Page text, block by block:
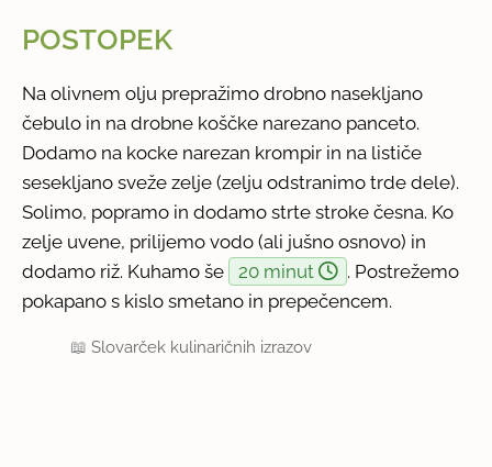
POSTOPEK
Na olivnem olju prepražimo drobno nasekljano
čebulo in na drobne koščke narezano panceto.
Dodamo na kocke narezan krompir in na lističe
sesekljano sveže zelje (zelju odstranimo trde dele).
Solimo, popramo in dodamo strte stroke česna. Ko
zelje uvene, prilijemo vodo (ali jušno osnovo) in
dodamo riž. Kuhamo še
20 minut
. Postrežemo
pokapano s kislo smetano in prepečencem.
📖Slovarček kulinaričnih izrazov